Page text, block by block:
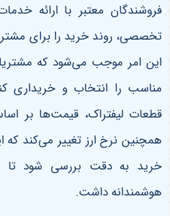
فروشندگان معتبر با ارائه
تخصصی، روند خرید را برای
این امر موجب می‌شود که
مناسب را انتخاب و خریداری
قطعات لیفتراک، قیمت‌ها بر
همچنین نرخ ارز تغییر می‌کند که
خرید به دقت بررسی شود تا
هوشمندانه داشت.